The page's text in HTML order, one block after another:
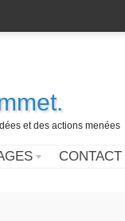
et des actions menées
CONTACT